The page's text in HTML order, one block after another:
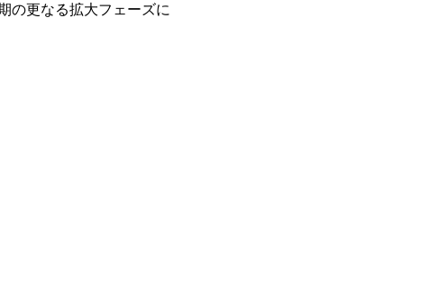
の更なる拡大フェーズに